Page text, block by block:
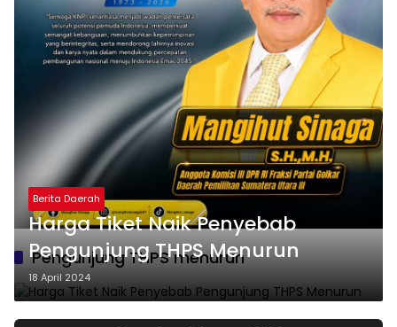
Pengunjung THPS menurun
Berita Daerah
Harga Tiket Naik Penyebab
Pengunjung THPS Menurun
18 April 2024